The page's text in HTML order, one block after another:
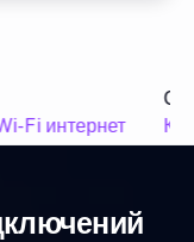
Fi интернет